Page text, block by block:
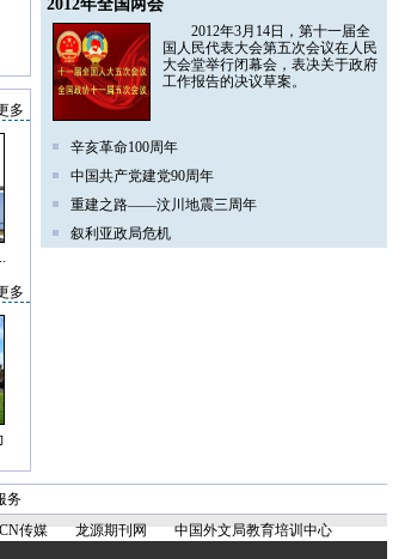
2012年全国两会
2012年3月14日，第十一届全
国人民代表大会第五次会议在人民
大会堂举行闭幕会，表决关于政府
工作报告的决议草案。
辛亥革命100周年
中国共产党建党90周年
重建之路——汶川地震三周年
叙利亚政局危机
多
多
务
传媒 龙源期刊网
中国外文局教育培训中心